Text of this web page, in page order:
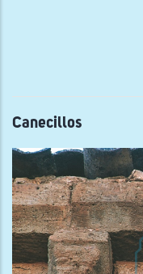
Canecillos